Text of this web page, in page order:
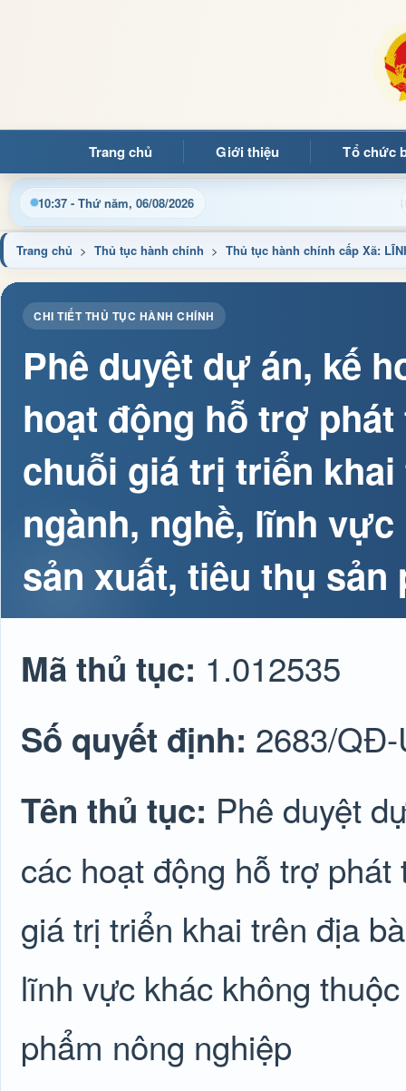
Trang chủ Giới thiệu Tổ chức
10:37 - Thứ năm, 06/08/2026
Chào mừng quý bạn đọc đến với Trang thông tin điện tử xã
Trang chủ > Thủ tục hành chính > Thủ tục hành chính cấp Xã:
CHI TIẾT THỦ TỤC HÀNH CHÍNH
Phê duyệt dự án, kế
hoạt động hỗ trợ
chuỗi giá trị triển
ngành, nghề, lĩnh
sản xuất, tiêu thụ
Mã thủ tục: 1.012535
Số quyết định: 2683/QĐ-
Tên thủ tục: Phê duyệt
các hoạt động hỗ trợ
giá trị triển khai trên địa
lĩnh vực khác không
phẩm nông nghiệp